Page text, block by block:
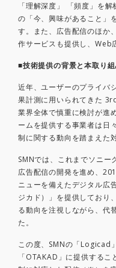
「理解深度」 「頻度」を
の「今、興味があること」
す。また、広告配信のほか
作サービスも提供し、Web
■技術提供の背景と本取り
近年、ユーザーのプライバ
果計測に用いられてきた
業界全体で慎重に検討が進
ームを提供する事業者は
制に関する動向を踏まえた
SMNでは、これまでソニー
広告配信の開発を進め、
ニューを備えたデジタル広
ジカド）」を提供してお
る動向を注視しながら、代
た。
この度、SMNの「Logicad
「OTAKAD」に提供する